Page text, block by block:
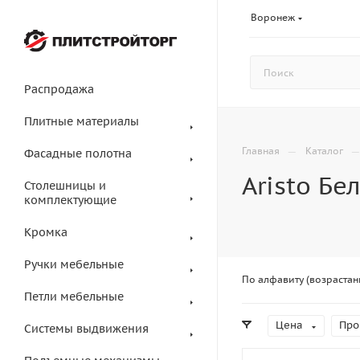
Воронеж
Распродажа
Плитные материалы
Фасадные полотна
Столешницы и
комплектующие
Кромка
Ручки мебельные
Петли мебельные
Системы выдвижения
Главная — Каталог —
Aristo
По алфавиту
Цена